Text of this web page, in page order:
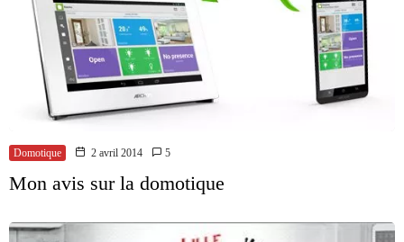
Domotique 2 avril 2014 5
Mon avis sur la domotique